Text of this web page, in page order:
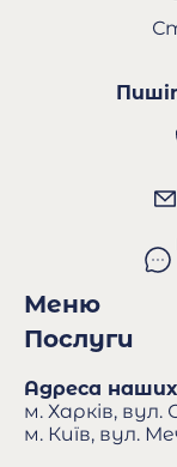
Меню
Послуги
Адреса
м. Харків, вул.
м. Київ, вул.